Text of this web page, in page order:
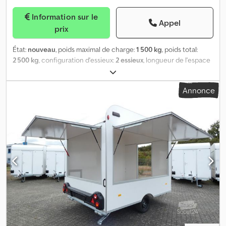
prix
Appel
État: nouveau, poids maximal de charge:1 500 kg, poids total:
2 500 kg, configuration d'essieux:2 essieux, longueur de l'espace
, largeur de l’espace de chargement:
2 200 mm, hauteur de l'espace de chargement:2 300 mm, Année
intérieures: 450x220x230 cm * Châssis double essieu, surélevé, en
acier/galvanisé avec 4 béquilles réglables * Pneumatiques 13
pouces * Dispositif de recul automatique et roue jockey * Prise
de connexion 13 pôles * Structure: panneaux sandwich polyester
(résistants aux UV) jaune soleil, baguettes profilées laquées blanc
* Parois et plafond d’env. 33 mm d’épaisseur * Porte d’entrée à
l’avant, verrouillable * 2 extracteurs muraux par pièce * Trappe au
niveau du plancher côté droit (sens de la marche) * Escalier
pliant en aluminium avec main courante amovible d’un côté *
Pack électrique avec prise extérieure 230V, coffret de
distribution/fusibles, prises réparties Chedpfxowzgggo Ag Aoa *
Annonce